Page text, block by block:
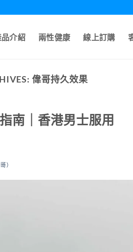
品介紹 兩性健康 線上訂購
偉哥持久效果
南｜香港男士服用
）